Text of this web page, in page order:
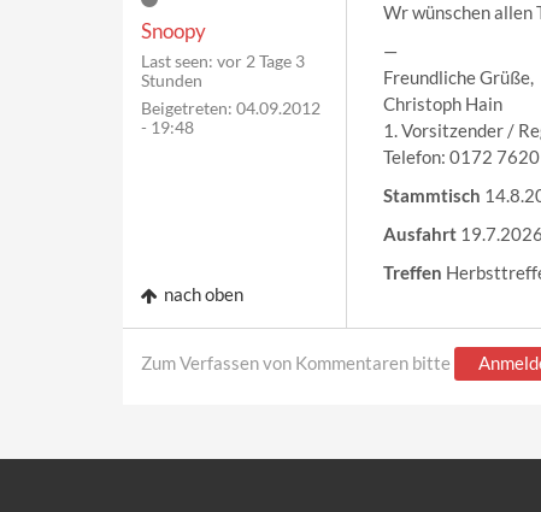
Snoopy
Last seen: vor 2 Tage 3
Stunden
Beigetreten: 04.09.2012
- 19:48
Wr wünschen allen
—
Freundliche Grüße,
Christoph Hain
1. Vorsitzender /
Telefon: 0172
Stammtisch
Ausfahrt
Treffen
nach oben
Zum Verfassen von Kommentaren bitte